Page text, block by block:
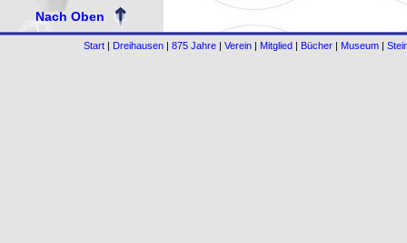
Nach Oben
Start| Dreihausen| 875 Jahre| Verein| Mitglied| Bücher| Museum|